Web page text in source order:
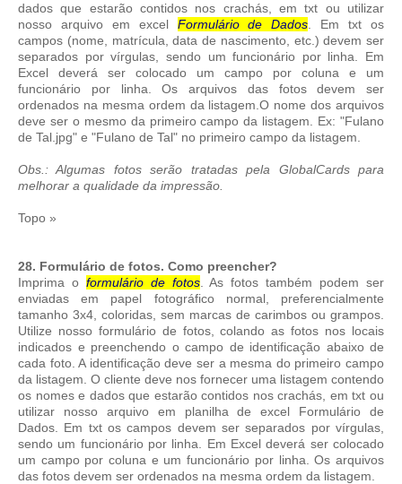
dados que estarão contidos nos crachás, em txt ou utilizar
nosso arquivo em excel Formulário de Dados . Em txt os
campos (nome, matrícula, data de nascimento, etc.) devem ser
separados por vírgulas, sendo um funcionário por linha. Em
Excel deverá ser colocado um campo por coluna e um
funcionário por linha. Os arquivos das fotos devem ser
ordenados na mesma ordem da listagem.O nome dos arquivos
deve ser o mesmo da primeiro campo da listagem. Ex: "Fulano
de Tal.jpg" e "Fulano de Tal" no primeiro campo da listagem.
Obs.: Algumas fotos serão tratadas pela GlobalCards para
melhorar a qualidade da impressão.
Topo »
28. Formulário de fotos. Como preencher?
Imprima o formulário de fotos. As fotos também podem ser
enviadas em papel fotográfico normal, preferencialmente
tamanho 3x4, coloridas, sem marcas de carimbos ou grampos.
Utilize nosso formulário de fotos, colando as fotos nos locais
indicados e preenchendo o campo de identificação abaixo de
cada foto. A identificação deve ser a mesma do primeiro campo
da listagem. O cliente deve nos fornecer uma listagem contendo
os nomes e dados que estarão contidos nos crachás, em txt ou
utilizar nosso arquivo em planilha de excel Formulário de
Dados. Em txt os campos devem ser separados por vírgulas,
sendo um funcionário por linha. Em Excel deverá ser colocado
um campo por coluna e um funcionário por linha. Os arquivos
das fotos devem ser ordenados na mesma ordem da listagem.